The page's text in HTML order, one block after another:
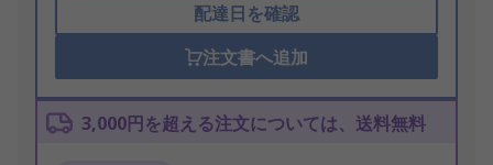
配達日を確認
注文書へ追加
3,000円を超える注文については、送料無料